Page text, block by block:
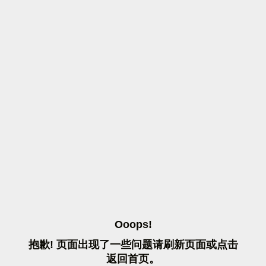
OOOPS!
抱歉! 页面出现了一些问题请刷 新页面或点击
返 回首页。